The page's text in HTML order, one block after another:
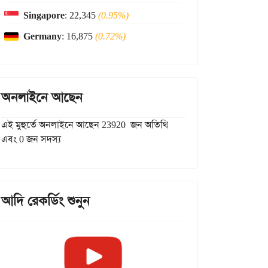
Singapore: 22,345(0.95%)
Germany: 16,875(0.72%)
অনলাইনে আছেন
এই মুহুর্তে অনলাইনে আছেন 23920 জন অতিথি
এবং 0 জন সদস্য
আদি রেকর্ডিং শুনুন